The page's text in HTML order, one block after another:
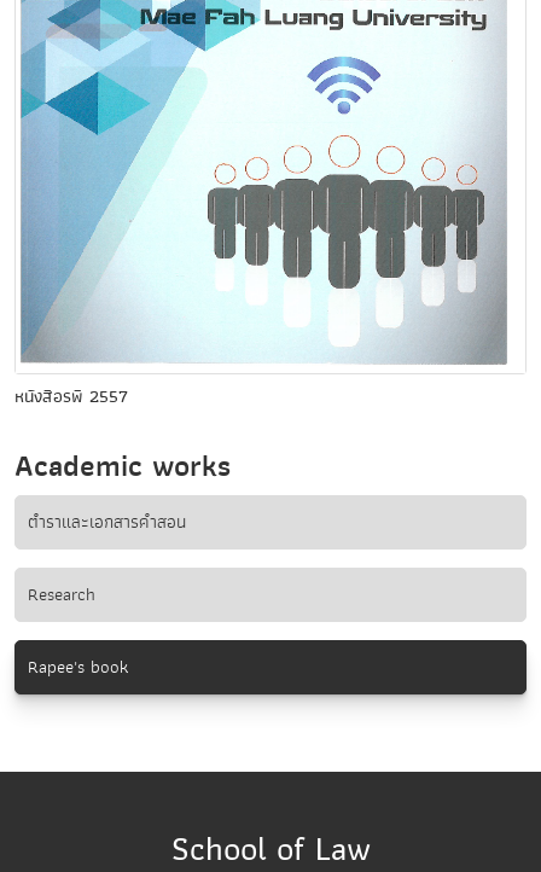
หนังสือรพี 2557
Academic works
ตำราและเอกสารคำสอน
Research
Rapee's book
School of Law